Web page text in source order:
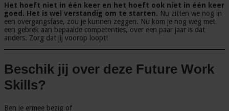
Het hoeft niet in één keer en het hoeft ook niet in één keer
goed. Het is wel verstandig om te starten. Nu zitten we nog in
een overgangsfase, zou je kunnen zeggen. Nu kom je nog weg met
een gebrek aan bepaalde competenties, over een paar jaar is dat
anders. Zorg dat jij voorop loopt!
Beschik jij over deze Future Work
Skills?
Ben je ermee bezig of